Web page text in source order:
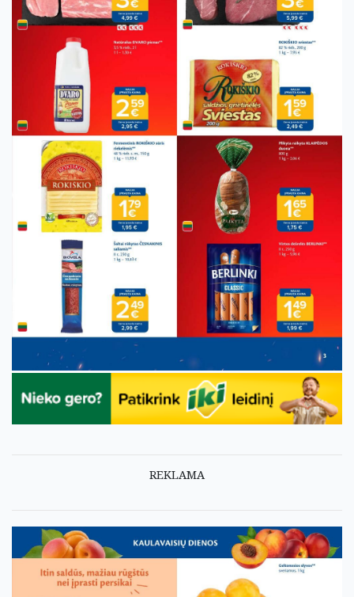
REKLAMA